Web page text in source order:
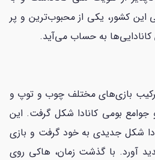
این کشور، یکی از محبوب‌ترین و پر
به حساب می‌آید.
ترکیب بازی‌های مختلف چوب و توپ و
جوامع بومی کانادا شکل گرفت. این
شکل جدیدی به خود گرفت و بازی
آورد. ​​با گذشت زمان، هاکی روی